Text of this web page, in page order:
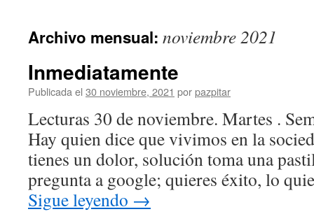
Archivo mensual: noviembre 2021
Inmediatamente
Publicada el 30 noviembre, 2021 porpazpitar
Lecturas 30 de noviembre. Martes .
Hay quien dice que vivimos en la
tienes un dolor, solución toma una
pregunta a google; quieres éxito, lo
Sigue leyendo →